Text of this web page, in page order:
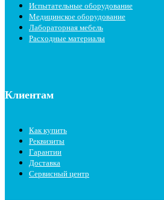
Испытательные оборудование
Медицинское оборудование
Лабораторная мебель
Расходные материалы
Клиентам
Как купить
Реквизиты
Гарантии
Доставка
Сервисный центр